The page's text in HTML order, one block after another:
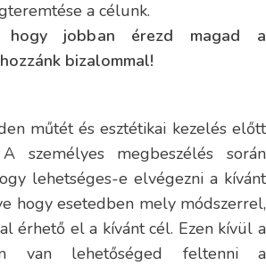
a célunk.
hogy jobban érezd magad a
bizalommal!
műtét és esztétikai kezelés előtt
személyes megbeszélés során
lehetséges-e elvégezni a kívánt
hogy esetedben mely módszerrel,
érhető el a kívánt cél. Ezen kívül a
van lehetőséged feltenni a